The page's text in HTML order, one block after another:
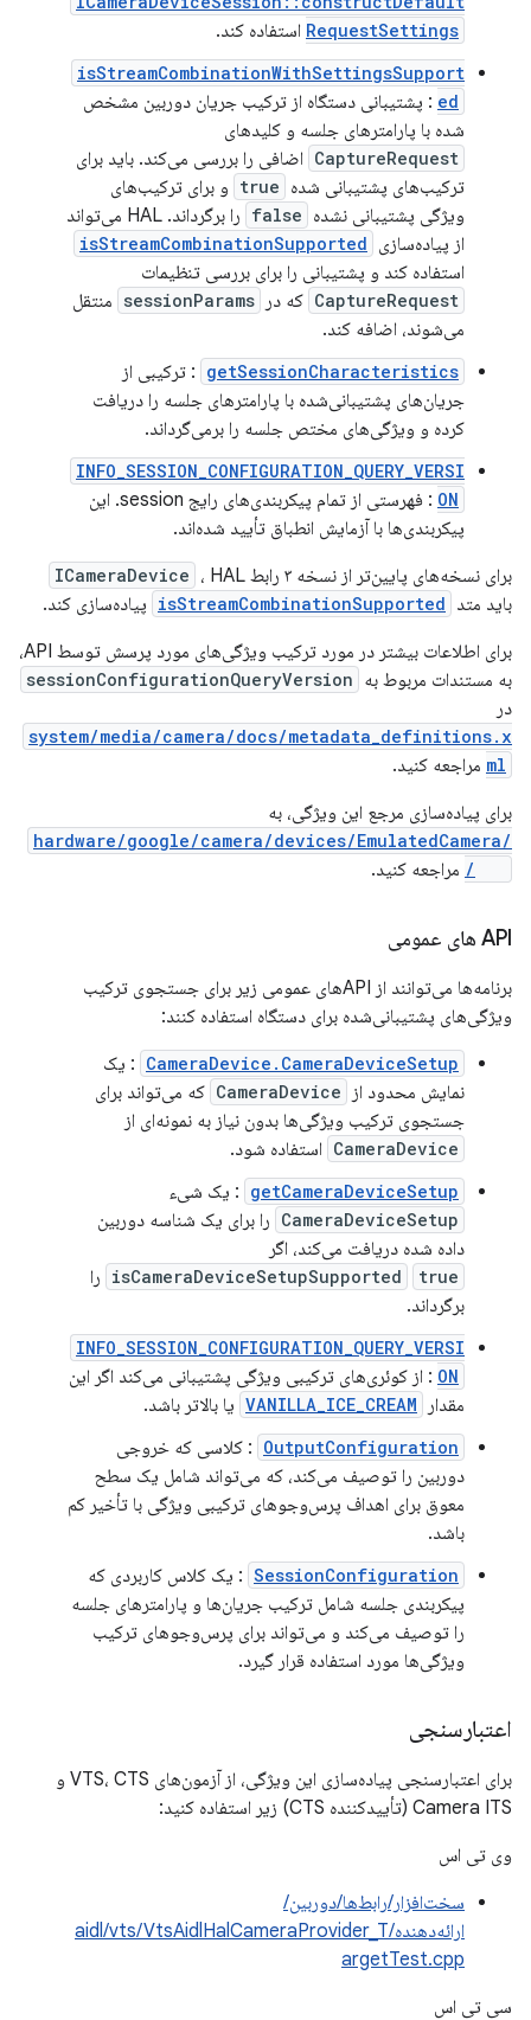
RequestSettings استفاده کند.
isStreamCombinationWithSettingsSupport
ed : پشتیبانی دستگاه از ترکیب جریان دوربین مشخص
شده با پارامترهای جلسه و کلیدهای
CaptureRequest اضافی را بررسی می‌کند. باید برای
ترکیب‌های پشتیبانی شده true و برای ترکیب‌های
ویژگی پشتیبانی نشده false
را برگرداند. HAL می‌تواند
از پیاده‌سازی isStreamCombinationSupported
استفاده کند و پشتیبانی را برای بررسی تنظیمات
CaptureRequest که در sessionParams منتقل
می‌شوند، اضافه کند.
getSessionCharacteristics : ترکیبی از
جریان‌های پشتیبانی‌شده با پارامترهای جلسه را دریافت
کرده و ویژگی‌های مختص جلسه را برمی‌گرداند.
INFO_SESSION_CONFIGURATION_QUERY_VERSI
ON
: فهرستی از تمام پیکربندی‌های رایج session. این
پیکربندی‌ها با آزمایش انطباق تأیید شده‌اند.
برای نسخه‌های پایین‌تر از نسخه ۳ رابط
ICameraDevice ، HAL
باید متد isStreamCombinationSupported پیاده‌سازی کند.
برای اطلاعات بیشتر در مورد ترکیب ویژگی‌های مورد پرسش توسط API،
به مستندات مربوط به sessionConfigurationQueryVersion
در
system/media/camera/docs/metadata_definitions.x
ml مراجعه کنید.
برای پیاده‌سازی مرجع این ویژگی، به
hardware/google/camera/devices/EmulatedCamera/
مراجعه کنید.
API های عمومی
برنامه‌ها می‌توانند از APIهای عمومی زیر برای جستجوی ترکیب
ویژگی‌های پشتیبانی‌شده برای دستگاه استفاده کنند:
CameraDevice.CameraDeviceSetup : یک
نمایش محدود از
CameraDevice که می‌تواند برای
جستجوی ترکیب ویژگی‌ها بدون نیاز به نمونه‌ای از
CameraDevice استفاده شود.
getCameraDeviceSetup : یک شیء
CameraDeviceSetup را برای یک شناسه دوربین
داده شده دریافت می‌کند، اگر
isCameraDeviceSetupSupported true
را
برگرداند.
INFO_SESSION_CONFIGURATION_QUERY_VERSI
ON : از کوئری‌های ترکیبی ویژگی پشتیبانی می‌کند اگر این
مقدار
VANILLA_ICE_CREAM یا بالاتر باشد.
OutputConfiguration : کلاسی که خروجی
دوربین را توصیف می‌کند، که می‌تواند شامل یک سطح
معوق برای اهداف پرس‌وجوهای ترکیبی ویژگی با تأخیر کم
باشد.
SessionConfiguration : یک کلاس کاربردی که
پیکربندی جلسه شامل ترکیب جریان‌ها و پارامترهای جلسه
را توصیف می‌کند و می‌تواند برای پرس‌وجوهای ترکیب
ویژگی‌ها مورد استفاده قرار گیرد.
اعتبارسنجی
برای اعتبارسنجی پیاده‌سازی این ویژگی، از آزمون‌های VTS، CTS و
Camera ITS (تأییدکننده CTS) زیر استفاده کنید:
وی تی اس
سخت‌افزار/رابط‌ها/دوربین/
ارائه‌دهنده/aidl/vts/VtsAidlHalCameraProvider_T
argetTest.cpp
سی تی اس